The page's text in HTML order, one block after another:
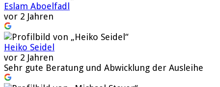
Eslam Aboelfadl
vor 2 Jahren
Heiko Seidel
vor 2 Jahren
Sehr gute Beratung und Abwicklung der Ausleihe